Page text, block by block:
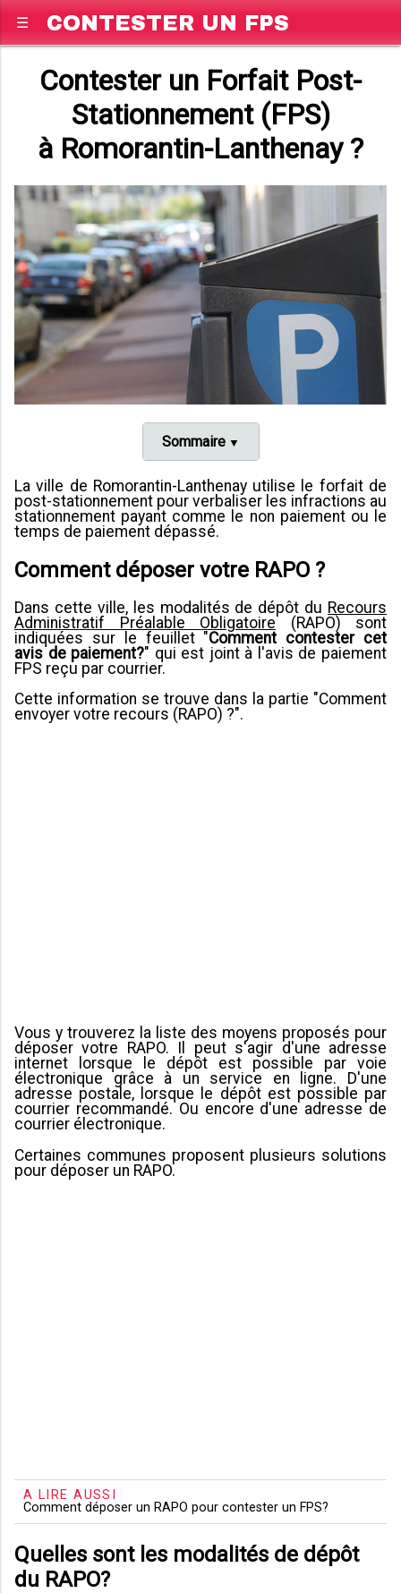
☰ CONTESTER UN FPS
Contester un Forfait Post-
Stationnement (FPS)
à Romorantin-Lanthenay ?
Sommaire
La ville de Romorantin-Lanthenay utilise le forfait de
post-stationnement pour verbaliser les infractions au
stationnement payant comme le non paiement ou le
temps de paiement dépassé.
Comment déposer votre RAPO ?
Dans cette ville, les modalités de dépôt du Recours
Administratif Préalable Obligatoire(RAPO) sont
indiquées sur le feuillet "Comment contester cet
avis de paiement?" qui est joint à l'avis de paiement
FPS reçu par courrier.
Cette information se trouve dans la partie "Comment
envoyer votre recours (RAPO) ?".
Vous y trouverez la liste des moyens proposés pour
déposer votre RAPO. Il peut s'agir d'une adresse
internet lorsque le dépôt est possible par voie
électronique grâce à un service en ligne. D'une
adresse postale, lorsque le dépôt est possible par
courrier recommandé. Ou encore d'une adresse de
courrier électronique.
Certaines communes proposent plusieurs solutions
pour déposer un RAPO.
A LIRE AUSSI
Comment déposer un RAPO pour contester un FPS?
Quelles sont les modalités de dépôt
du RAPO?